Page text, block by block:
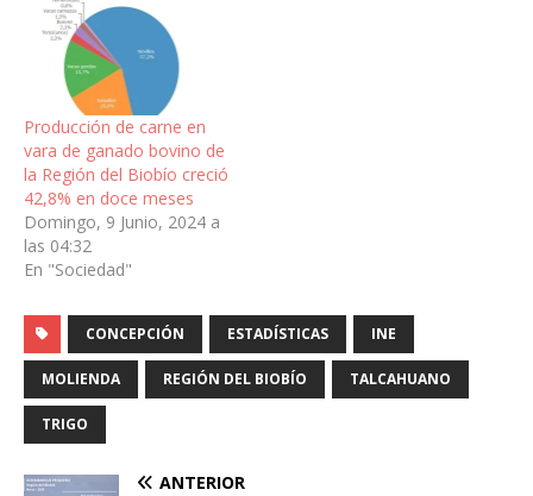
Producción de carne en
vara de ganado bovino de
la Región del Biobío creció
42,8% en doce meses
Domingo, 9 Junio, 2024 a
las 04:32
En "Sociedad"
CONCEPCIÓN ESTADÍSTICAS INE
MOLIENDA REGIÓN DEL BIOBÍO TALCAHUANO
TRIGO
ANTERIOR